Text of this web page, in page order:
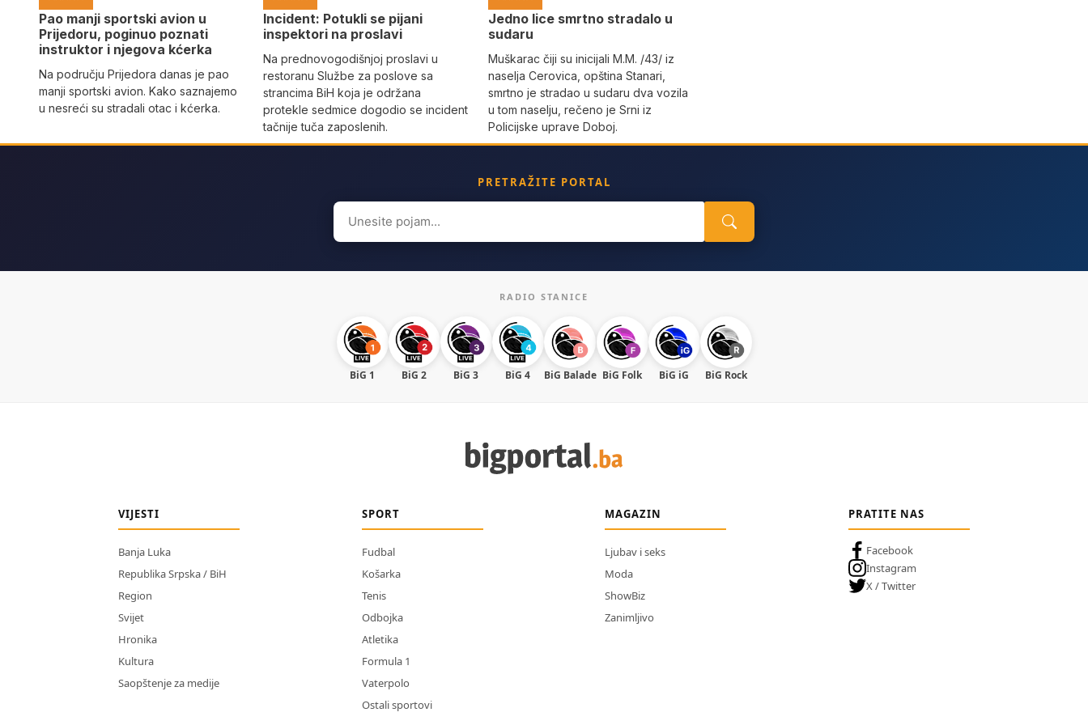
Pao manji sportski avion u
Prijedoru, poginuo poznati
instruktor i njegova kćerka
Na području Prijedora danas je pao
manji sportski avion. Kako saznajemo
u nesreći su stradali otac i kćerka.
Incident: Potukli se pijani
inspektori na proslavi
Na prednovogodišnjoj proslavi u
restoranu Službe za poslove sa
strancima BiH koja je održana
protekle sedmice dogodio se incident
tačnije tuča zaposlenih.
Јedno lice smrtno stradalo u
sudaru
Muškarac čiji su inicijali M.M. /43/ iz
naselja Cerovica, opština Stanari,
smrtno je stradao u sudaru dva vozila
u tom naselju, rečeno je Srni iz
Policijske uprave Doboj.
PRETRAŽITE PORTAL
Search
for:
RADIO STANICE
BiG 1 BiG 2 BiG 3 BiG 4 BiG Balade BiG Folk BiG iG BiG Rock
VIJESTI
Banja Luka
Republika Srpska / BiH
Region
Svijet
Hronika
Kultura
Saopštenje za medije
SPORT
Fudbal
Košarka
Tenis
Odbojka
Atletika
Formula 1
Vaterpolo
Ostali sportovi
MAGAZIN
Ljubav i seks
Moda
ShowBiz
Zanimljivo
PRATITE NAS
Facebook
Instagram
X / Twitter